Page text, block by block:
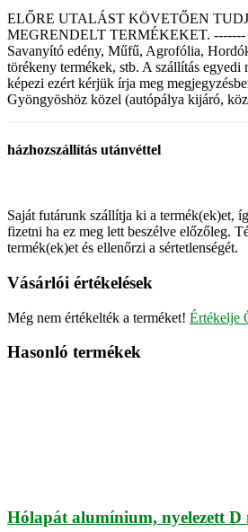
ELŐRE UTALÁST KÖVETŐEN
MEGRENDELT TERMÉKEKET. -------
Savanyító edény, Műfű, Agrofólia,
törékeny termékek, stb. A szállítás egyedi
képezi ezért kérjük írja meg
Gyöngyöshöz közel (autópálya kijáró,
házhozszállítás utánvéttel
Saját futárunk szállítja ki a termék(ek)et,
fizetni ha ez meg lett beszélve előzőleg.
termék(ek)et és ellenőrzi a sértetlenségét.
Vásárlói értékelések
Még nem értékelték a terméket! Értékelje
Hasonló termékek
Hólapát alumínium, nyelezett